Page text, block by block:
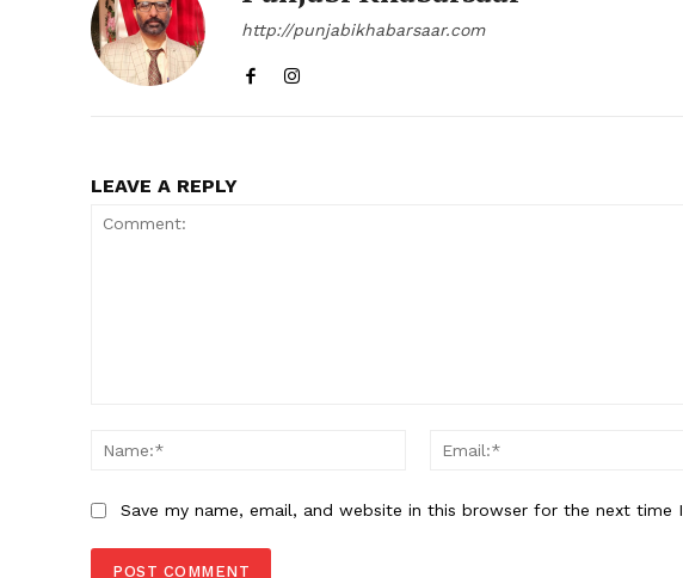
http://punjabikhabarsaar.com
LEAVE A REPLY
Name:*
Save my name, email, and website in this browser for the next time